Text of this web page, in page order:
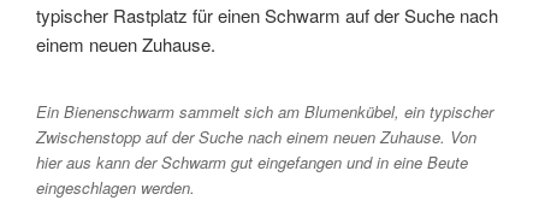
typischer Rastplatz für einen Schwarm auf der Suche nach
einem neuen Zuhause.
Ein Bienenschwarm sammelt sich am Blumenkübel, ein typischer
Zwischenstopp auf der Suche nach einem neuen Zuhause. Von
hier aus kann der Schwarm gut eingefangen und in eine Beute
eingeschlagen werden.